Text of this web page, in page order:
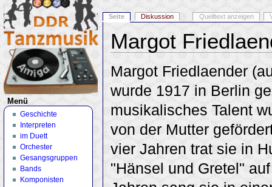
Margot
Margot Friedlaender
wurde 1917 in Berlin
musikalisches Talent
von der Mutter
vier Jahren trat sie in
"Hänsel und Gretel"
Seite Diskussion Quelltext anzeigen
Menü
Geschichte
Interpreten
im Duett
Orchester
Gesangsgruppen
Bands
Komponisten